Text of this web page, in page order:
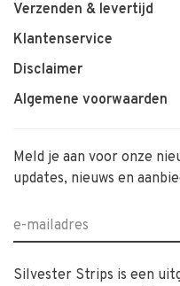
Verzenden & levertijd
Klantenservice
Disclaimer
Algemene voorwaarden
Meld je aan voor onze
updates, nieuws en
Silvester Strips is een